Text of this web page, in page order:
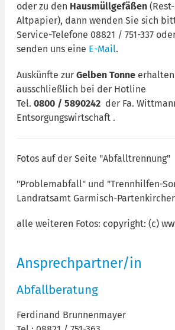
oder zu den Hausmüllgefäßen
Altpapier), dann wenden Sie sich
Service-Telefone 08821 / 751-337
senden uns eine E-Mail.
Auskünfte zur Gelben Tonne
ausschließlich bei der Hotline
Tel. 0800 / 5890242 der Fa.
Entsorgungswirtschaft .
Fotos auf der Seite "Abfalltrennung"
"Problemabfall" und "Trennhilfen-
Landratsamt Garmisch-
alle weiteren Fotos: copyright: (c)
Ansprechpartner/in
Abfallberatung
Ferdinand Brunnenmayer